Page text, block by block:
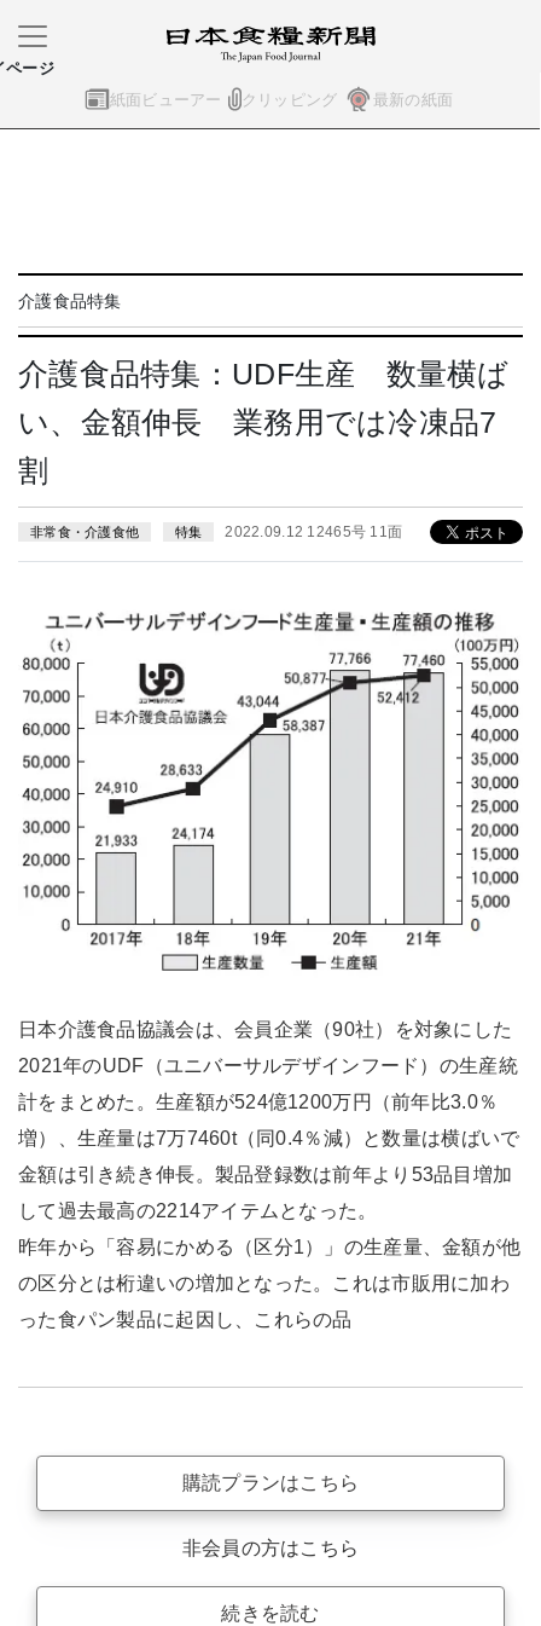
紙面ビューアー クリッピング 最新の紙面
ページ
介護食品特集
介護食品特集：UDF生産 数量横ば
い、金額伸長 業務用では冷凍品7
割
非常食・介護食他 特集 2022.09.12 12465号 11面
日本介護食品協議会は、会員企業（90社）を対象にした
2021年のUDF（ユニバーサルデザインフード）の生産統
計をまとめた。生産額が524億1200万円（前年比3.0％
増）、生産量は7万7460t（同0.4％減）と数量は横ばいで
金額は引き続き伸長。製品登録数は前年より53品目増加
して過去最高の2214アイテムとなった。
昨年から「容易にかめる（区分1）」の生産量、金額が他
の区分とは桁違いの増加となった。これは市販用に加わ
った食パン製品に起因し、これらの品
購読プランはこちら
非会員の方はこちら
続きを読む